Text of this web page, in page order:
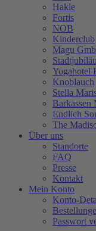
Hakle
Fortis
NOB
Kinderclub
Magu
Yogahotel
Knoblauch
Stella
Barkassen
Endlich
The
Über uns
Standorte
FAQ
Presse
Kontakt
Mein Konto
Konto-
Passwort